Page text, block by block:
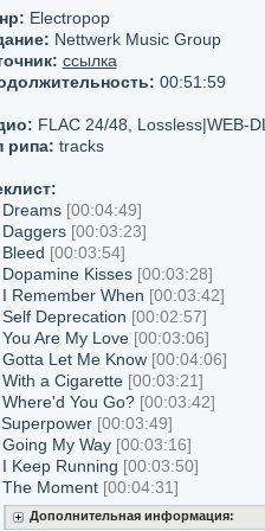
Electropop
Nettwerk Music Group
ссылка
00:51:59
FLAC 24/48, Lossless|WEB-
рипа: tracks
Dreams [00:04:49]
Daggers [00:03:23]
Bleed [00:03:54]
Dopamine Kisses [00:03:28]
I Remember When [00:03:42]
Self Deprecation [00:02:57]
You Are My Love [00:03:06]
Gotta Let Me Know [00:04:06]
With a Cigarette [00:03:21]
Where'd You Go? [00:03:42]
Superpower [00:03:49]
Going My Way [00:03:16]
I Keep Running [00:03:50]
The Moment [00:04:31]
Дополнительная информация: